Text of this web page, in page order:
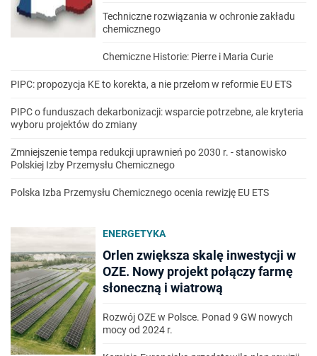
Techniczne rozwiązania w ochronie zakładu
chemicznego
Chemiczne Historie: Pierre i Maria Curie
PIPC: propozycja KE to korekta, a nie przełom w reformie EU ETS
PIPC o funduszach dekarbonizacji: wsparcie potrzebne, ale kryteria
wyboru projektów do zmiany
Zmniejszenie tempa redukcji uprawnień po 2030 r. - stanowisko
Polskiej Izby Przemysłu Chemicznego
Polska Izba Przemysłu Chemicznego ocenia rewizję EU ETS
ENERGETYKA
Orlen zwiększa skalę inwestycji w
OZE. Nowy projekt połączy farmę
słoneczną i wiatrową
Rozwój OZE w Polsce. Ponad 9 GW nowych
mocy od 2024 r.